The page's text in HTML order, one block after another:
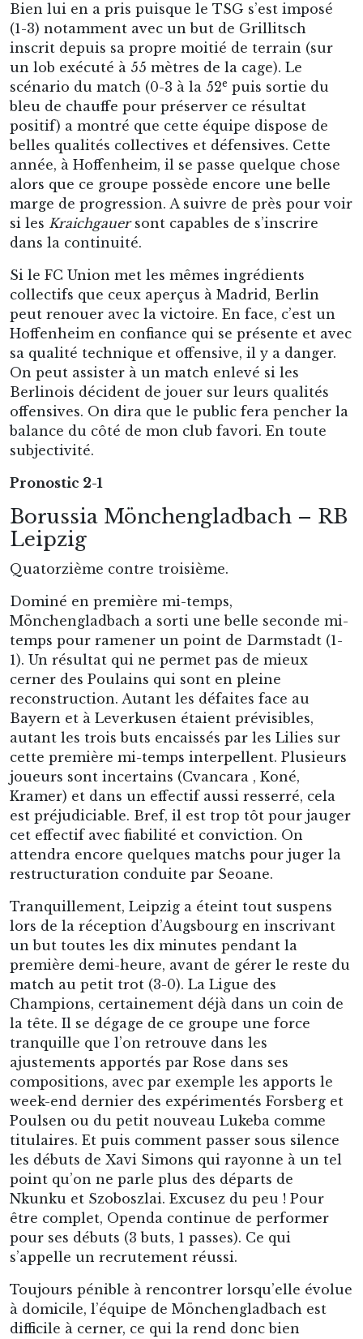
Bien lui en a pris puisque le TSG s’est imposé
(1-3) notamment avec un but de Grillitsch
inscrit depuis sa propre moitié de terrain (sur
un lob exécuté à 55 mètres de la cage). Le
scénario du match (0-3 à la 52e puis sortie du
bleu de chauffe pour préserver ce résultat
positif) a montré que cette équipe dispose de
belles qualités collectives et défensives. Cette
année, à Hoffenheim, il se passe quelque chose
alors que ce groupe possède encore une belle
marge de progression. A suivre de près pour voir
si les Kraichgauersont capables de s’inscrire
dans la continuité.
Si le FC Union met les mêmes ingrédients
collectifs que ceux aperçus à Madrid, Berlin
peut renouer avec la victoire. En face, c’est un
Hoffenheim en confiance qui se présente et avec
sa qualité technique et offensive, il y a danger.
On peut assister à un match enlevé si les
Berlinois décident de jouer sur leurs qualités
offensives. On dira que le public fera pencher la
balance du côté de mon club favori. En toute
subjectivité.
Pronostic 2-1
Borussia Mönchengladbach – RB
Leipzig
Quatorzième contre troisième.
Dominé en première mi-temps,
Mönchengladbach a sorti une belle seconde mi-
temps pour ramener un point de Darmstadt (1-
1). Un résultat qui ne permet pas de mieux
cerner des Poulains qui sont en pleine
reconstruction. Autant les défaites face au
Bayern et à Leverkusen étaient prévisibles,
autant les trois buts encaissés par les Lilies sur
cette première mi-temps interpellent. Plusieurs
joueurs sont incertains (Cvancara , Koné,
Kramer) et dans un effectif aussi resserré, cela
est préjudiciable. Bref, il est trop tôt pour jauger
cet effectif avec fiabilité et conviction. On
attendra encore quelques matchs pour juger la
restructuration conduite par Seoane.
Tranquillement, Leipzig a éteint tout suspens
lors de la réception d’Augsbourg en inscrivant
un but toutes les dix minutes pendant la
première demi-heure, avant de gérer le reste du
match au petit trot (3-0). La Ligue des
Champions, certainement déjà dans un coin de
la tête. Il se dégage de ce groupe une force
tranquille que l’on retrouve dans les
ajustements apportés par Rose dans ses
compositions, avec par exemple les apports le
week-end dernier des expérimentés Forsberg et
Poulsen ou du petit nouveau Lukeba comme
titulaires. Et puis comment passer sous silence
les débuts de Xavi Simons qui rayonne à un tel
point qu’on ne parle plus des départs de
Nkunku et Szoboszlai. Excusez du peu ! Pour
être complet, Openda continue de performer
pour ses débuts (3 buts, 1 passes). Ce qui
s’appelle un recrutement réussi.
Toujours pénible à rencontrer lorsqu’elle évolue
à domicile, l’équipe de Mönchengladbach est
difficile à cerner, ce qui la rend donc bien